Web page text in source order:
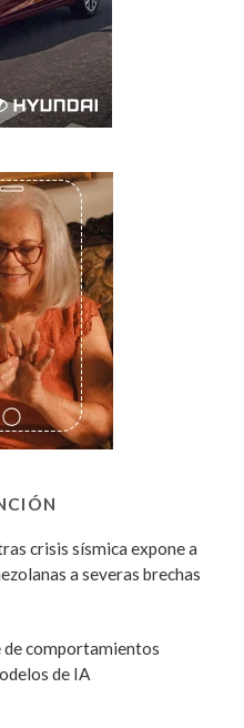
crisis sísmica expone a
a severas brechas
comportamientos
de IA